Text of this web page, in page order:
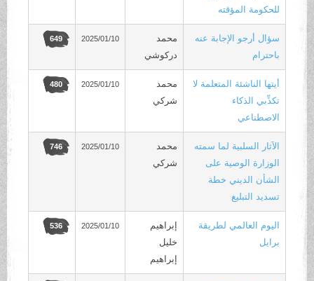
للحكومة المؤقته
سؤال أرجو الإجابة عنه
باحترام
محمد
دركوشي
2025/01/10
649
أيتها الناشئة المتعلمة لا
تكذِّبي الذكاء
الاصطناعي
محمد
شركي
2025/01/10
480
الآثار السلبية لما سمته
الوزارة الوصية على
الشأن الديني خطة
تسديد التبليغ
محمد
شركي
2025/01/10
746
اليوم العالمي لطريقة
برايل
إبراهيم
خليل
إبراهيم
2025/01/10
536